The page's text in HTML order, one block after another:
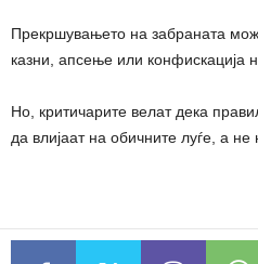
Прекршувањето на забраната
казни, апсење или конфискација
Но, критичарите велат дека
да влијаат на обичните луѓе, а не